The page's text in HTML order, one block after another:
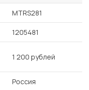
MTRS281
1205481
1 200 рублей
Россия